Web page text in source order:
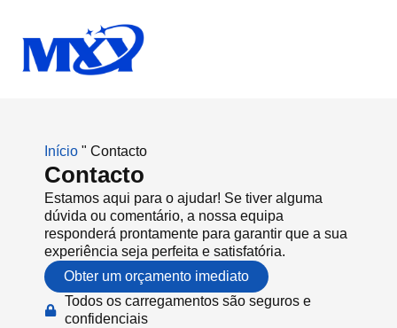
Início " Contacto
Contacto
Estamos aqui para o ajudar! Se tiver alguma
dúvida ou comentário, a nossa equipa
responderá prontamente para garantir que a sua
experiência seja perfeita e satisfatória.
Obter um orçamento imediato
Todos os carregamentos são seguros e
confidenciais